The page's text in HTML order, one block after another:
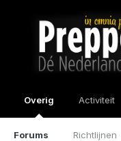
Overig
Forums Richtlijnen
Activiteit